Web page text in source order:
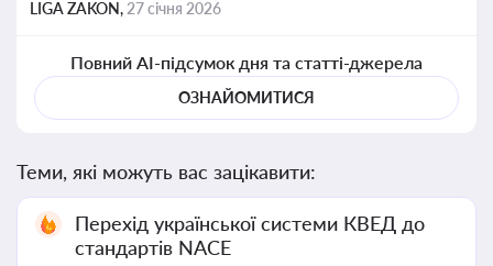
LIGA ZAKON, 27 січня 2026
Повний AI-підсумок дня та статті-джерела
ОЗНАЙОМИТИСЯ
Теми, які можуть вас зацікавити:
Перехід української системи КВЕД до
стандартів NACE